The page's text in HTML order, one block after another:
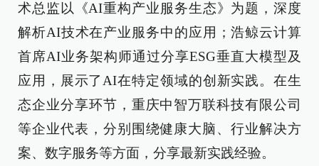
术总监以《AI重构产业服务生态》为题，深度
解析AI技术在产业服务中的应用；浩鲸云计算
首席AI业务架构师通过分享ESG垂直大模型及
应用，展示了AI在特定领域的创新实践。在生
态企业分享环节，重庆中智万联科技有限公司
等企业代表，分别围绕健康大脑、行业解决方
案、数字服务等方面，分享最新实践经验。